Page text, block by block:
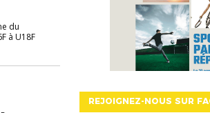
du
à U18F
REJOIGNEZ-NOUS SUR